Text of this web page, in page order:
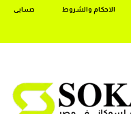
الاحكام والشروط حسابى